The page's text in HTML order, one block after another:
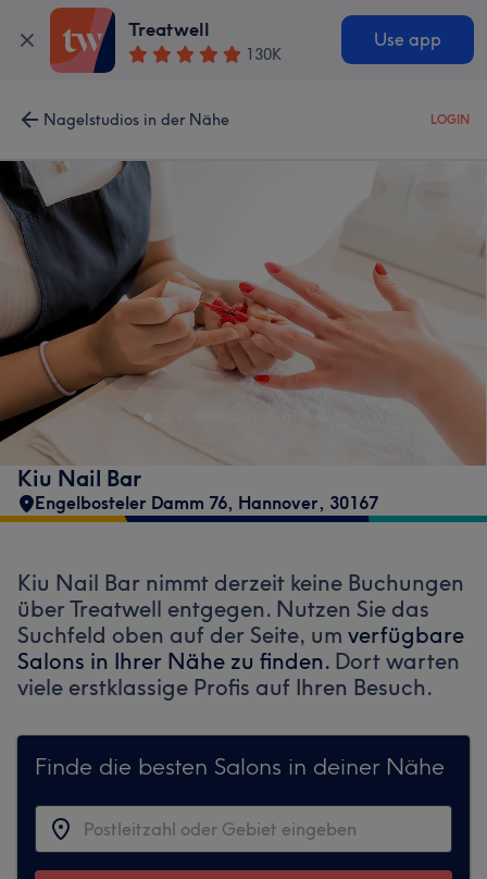
Treatwell
130K
Use app
Nagelstudios in der Nähe LOGIN
Kiu Nail Bar
Engelbosteler Damm 76, Hannover, 30167
Kiu Nail Bar nimmt derzeit keine Buchungen
über Treatwell entgegen. Nutzen Sie das
Suchfeld oben auf der Seite, um verfügbare
Salons in Ihrer Nähe zu finden. Dort warten
viele erstklassige Profis auf Ihren Besuch.
Finde die besten Salons in deiner Nähe